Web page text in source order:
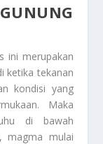
ini merupakan
ketika tekanan
kondisi yang
Maka
di bawah
magma mulai